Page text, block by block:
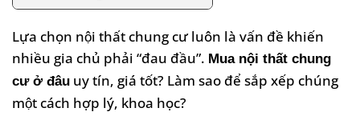
Lựa chọn nội thất chung cư luôn là vấn đề khiến
nhiều gia chủ phải “đau đầu”. Mua nội thất chung
cư ở đâu uy tín, giá tốt? Làm sao để sắp xếp chúng
một cách hợp lý, khoa học?